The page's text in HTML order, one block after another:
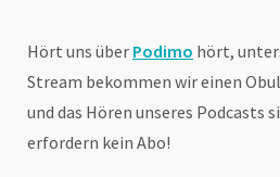
Hört uns über Podimo hört,
Stream bekommen wir einen
und das Hören unseres Podcasts
erfordern kein Abo!